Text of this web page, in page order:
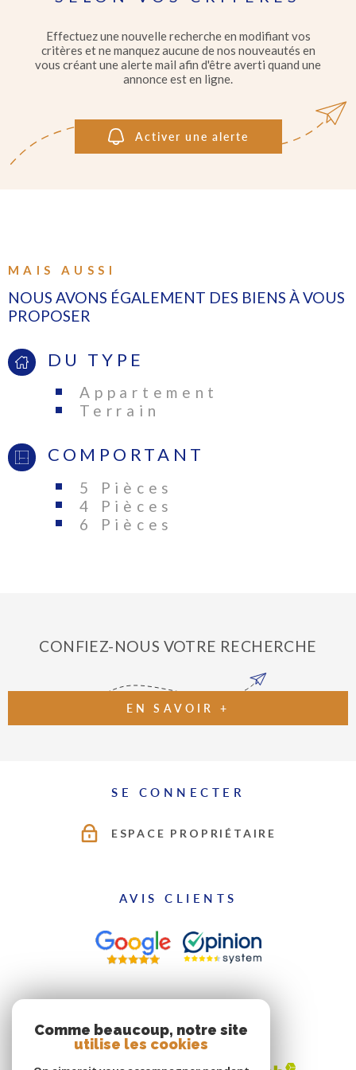
GÉRER
Effectuez une nouvelle recherche en modifiant vos
critères et ne manquez aucune de nos nouveautés en
vous créant une alerte mail afin d'être averti quand une
annonce est en ligne.
Activer une alerte
MAIS AUSSI
NOUS AVONS ÉGALEMENT DES BIENS À VOUS
PROPOSER
DU TYPE
Appartement
Terrain
COMPORTANT
5 Pièces
4 Pièces
6 Pièces
CONFIEZ-NOUS VOTRE RECHERCHE
EN SAVOIR +
SE CONNECTER
ESPACE PROPRIÉTAIRE
AVIS CLIENTS
ADHÉRENTS
Comme beaucoup, notre site
utilise les cookies
Pièces
PIÈCES
RÉFÉRENCE
CRITÈRES SUPPLÉMENTAIRES
Piscine
Parking
RECHERCHER